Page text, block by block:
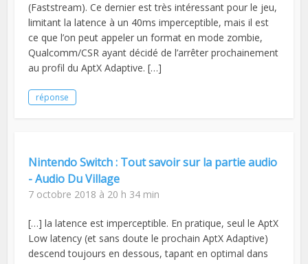
(Faststream). Ce dernier est très intéressant pour le jeu,
limitant la latence à un 40ms imperceptible, mais il est
ce que l’on peut appeler un format en mode zombie,
Qualcomm/CSR ayant décidé de l’arrêter prochainement
au profil du AptX Adaptive. […]
réponse
Nintendo Switch : Tout savoir sur la partie audio
- Audio Du Village
7 octobre 2018 à 20 h 34 min
[…] la latence est imperceptible. En pratique, seul le AptX
Low latency (et sans doute le prochain AptX Adaptive)
descend toujours en dessous, tapant en optimal dans